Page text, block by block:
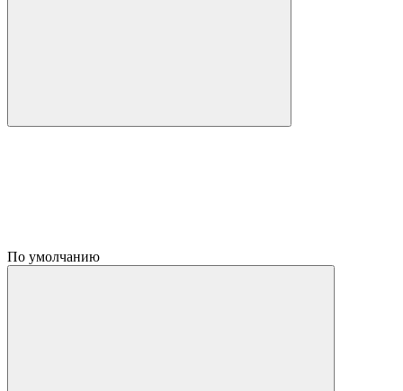
По умолчанию